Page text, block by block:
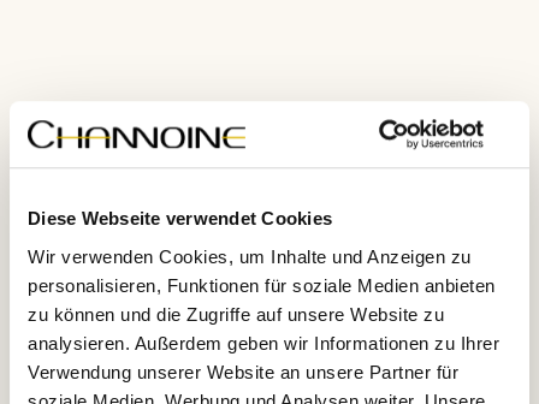
Diese Webseite verwendet Cookies
Wir verwenden Cookies, um Inhalte und Anzeigen zu
personalisieren, Funktionen für soziale Medien anbieten
zu können und die Zugriffe auf unsere Website zu
analysieren. Außerdem geben wir Informationen zu Ihrer
Verwendung unserer Website an unsere Partner für
Produktdetails
Anwendungshinweise
Leitwirkstoffe